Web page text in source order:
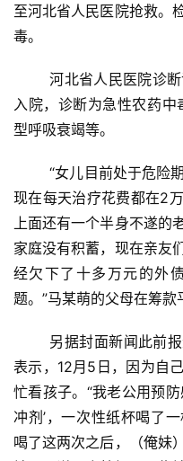
至河北省人民医院抢救。
毒。
	河北省人民医院诊断证明书显示，马某萌在12月18日
入院，诊断为急性农药
型呼吸衰竭等。
	“女儿目前处于危险期，至今救治已经花费了15万元，
现在每天治疗花费都在2
上面还有一个半身不遂的
家庭没有积蓄，现在亲友
经欠下了十多万元的外
题。”马某萌的父母在筹款
表示，12月5日，因为自
忙看孩子。“我老公用预
冲剂’，一次性纸杯喝了
喝了这两次之后，（俺妹